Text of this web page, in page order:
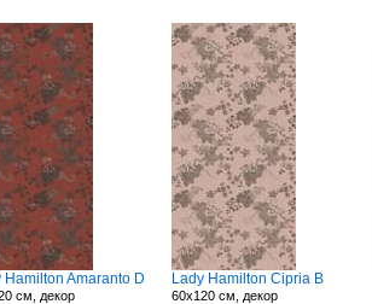
Hamilton Amaranto D
см, декор
Lady Hamilton Cipria B
60x120 см, декор